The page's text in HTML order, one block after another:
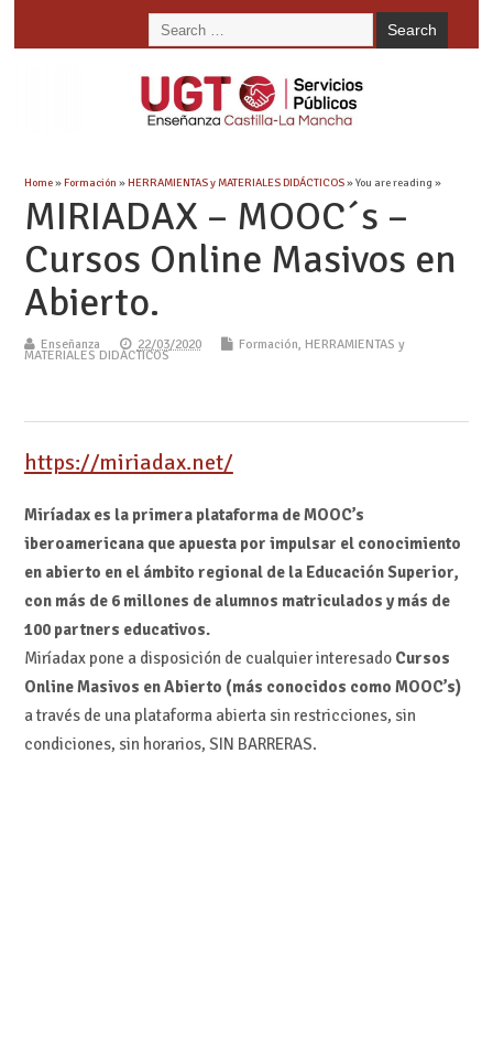
Home»Formación »HERRAMIENTAS y MATERIALES DIDÁCTICOS» You are reading »
MIRIADAX – MOOC´s –
Cursos Online Masivos en
Abierto.
Enseñanza 22/03/2020 Formación, HERRAMIENTAS y
MATERIALES DIDÁCTICOS
https://miriadax.net/
Miríadax es la primera plataforma de MOOC’s
iberoamericana que apuesta por impulsar el conocimiento
en abierto en el ámbito regional de la Educación Superior,
con más de 6 millones de alumnos matriculados y más de
100 partners educativos.
Miríadax pone a disposición de cualquier interesado Cursos
Online Masivos en Abierto (más conocidos como MOOC’s)
a través de una plataforma abierta sin restricciones, sin
condiciones, sin horarios, SIN BARRERAS.